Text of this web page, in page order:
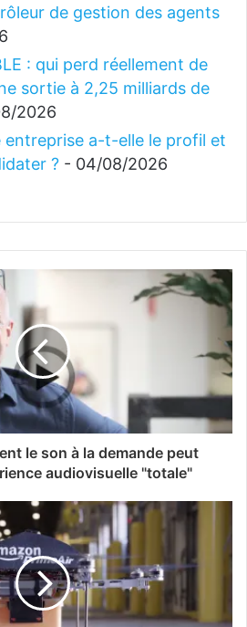
de gestion des agents
: qui perd réellement de
sortie à 2,25 milliards de
2026
entreprise a-t-elle le profil et
? - 04/08/2026
le son à la demande peut
audiovisuelle "totale"